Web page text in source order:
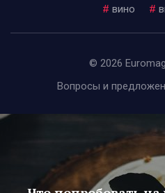
# вино #
© 2026
Вопросы и